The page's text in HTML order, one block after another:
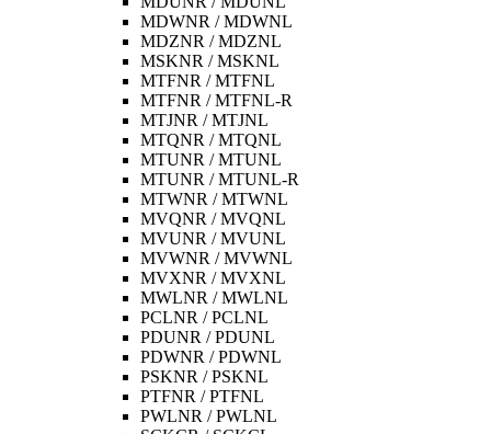
MDWNR / MDWNL
MDZNR / MDZNL
MSKNR / MSKNL
MTFNR / MTFNL
MTFNR / MTFNL-R
MTJNR / MTJNL
MTQNR / MTQNL
MTUNR / MTUNL
MTUNR / MTUNL-R
MTWNR / MTWNL
MVQNR / MVQNL
MVUNR / MVUNL
MVWNR / MVWNL
MVXNR / MVXNL
MWLNR / MWLNL
PCLNR / PCLNL
PDUNR / PDUNL
PDWNR / PDWNL
PSKNR / PSKNL
PTFNR / PTFNL
PWLNR / PWLNL